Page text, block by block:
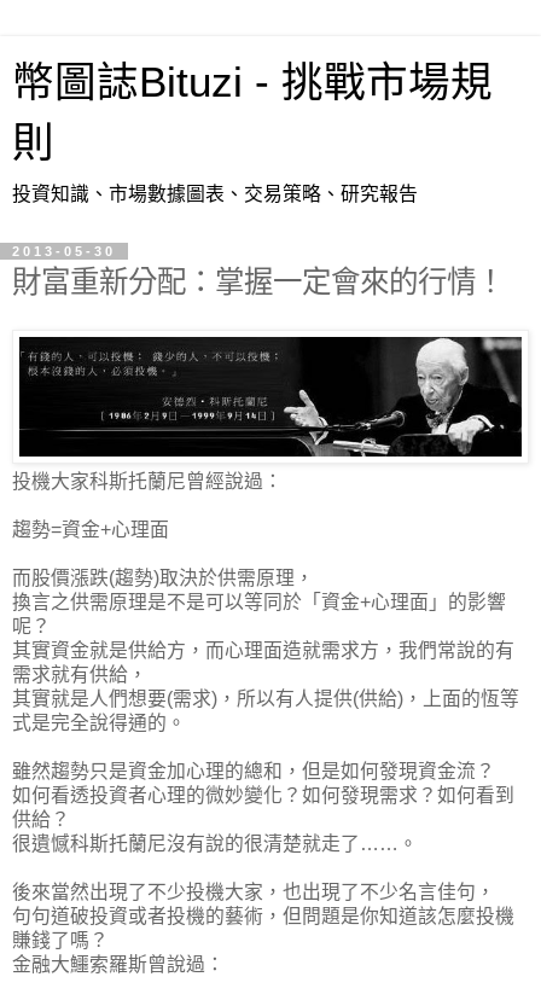
幣圖誌Bituzi - 挑戰市場規
則
投資知識、市場數據圖表、交易策略、研究報告
2013-05-30
財富重新分配：掌握一定會來的行情！
投機大家科斯托蘭尼曾經說過：
趨勢=資金+心理面
而股價漲跌(趨勢)取決於供需原理，
換言之供需原理是不是可以等同於「資金+心理面」的影響
呢？
其實資金就是供給方，而心理面造就需求方，我們常說的有
需求就有供給，
其實就是人們想要(需求)，所以有人提供(供給)，上面的恆等
式是完全說得通的。
雖然趨勢只是資金加心理的總和，但是如何發現資金流？
如何看透投資者心理的微妙變化？如何發現需求？如何看到
供給？
很遺憾科斯托蘭尼沒有說的很清楚就走了……。
後來當然出現了不少投機大家，也出現了不少名言佳句，
句句道破投資或者投機的藝術，但問題是你知道該怎麼投機
賺錢了嗎？
金融大鱷索羅斯曾說過：